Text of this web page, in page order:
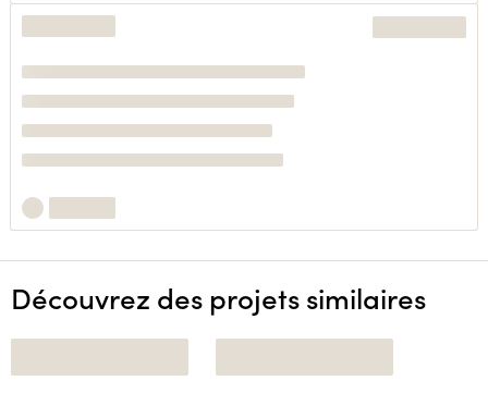
Découvrez des projets similaires